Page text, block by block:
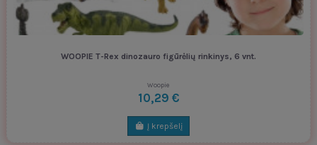
WOOPIE T-Rex dinozauro figūrėlių rinkinys, 6 vnt.
Woopie
10,29 €
Į krepšelį